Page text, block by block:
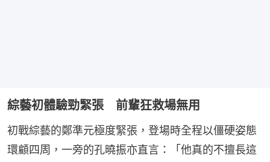
綜藝初體驗勁緊張 前輩狂救場無用
初戰綜藝的鄭準元極度緊張，登場時全程以僵硬姿態
環顧四周，一旁的孔曉振亦直言：「他真的不擅長這